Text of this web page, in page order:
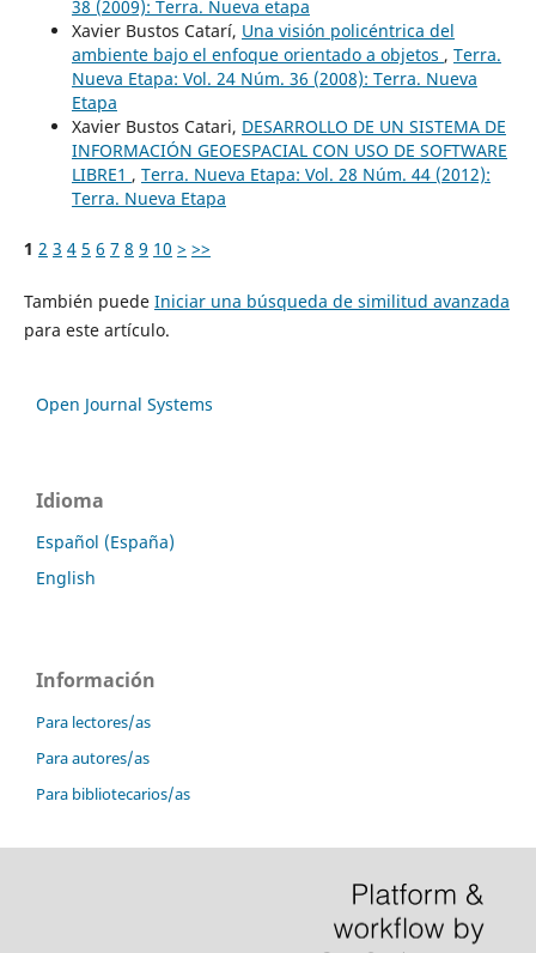
38 (2009): Terra. Nueva etapa
Xavier Bustos Catarí, Una visión policéntrica del
ambiente bajo el enfoque orientado a objetos , Terra.
Nueva Etapa: Vol. 24 Núm. 36 (2008): Terra. Nueva
Etapa
Xavier Bustos Catari, DESARROLLO DE UN SISTEMA DE
INFORMACIÓN GEOESPACIAL CON USO DE SOFTWARE
LIBRE1 , Terra. Nueva Etapa: Vol. 28 Núm. 44 (2012):
Terra. Nueva Etapa
1 2 3 4 5 6 7 8 9 10 > >>
También puede Iniciar una búsqueda de similitud avanzada
para este artículo.
Open Journal Systems
Idioma
Español (España)
English
Información
Para lectores/as
Para autores/as
Para bibliotecarios/as